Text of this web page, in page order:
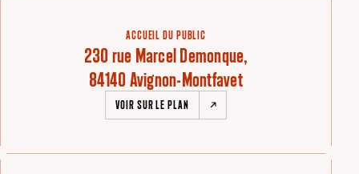
ACCUEIL DU PUBLIC
230 rue Marcel Demonque,
84140 Avignon-Montfavet
VOIR SUR LE PLAN